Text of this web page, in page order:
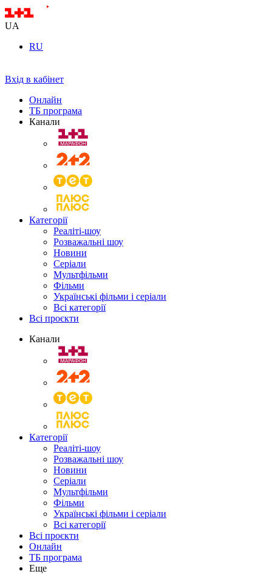
UA
RU
Вхід в кабінет
Онлайн
ТБ програма
Канали
Категорії
Реаліті-шоу
Розважальні шоу
Новини
Серіали
Мультфільми
Фільми
Українські фільми і серіали
Всі категорії
Всі проєкти
Канали
Категорії
Реаліті-шоу
Розважальні шоу
Новини
Серіали
Мультфільми
Фільми
Українські фільми і серіали
Всі категорії
Всі проєкти
Онлайн
ТБ програма
Еще